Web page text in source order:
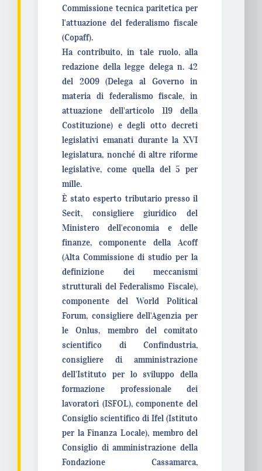
Commissione tecnica paritetica per
l'attuazione del federalismo fiscale
(Copaff).
Ha contribuito, in tale ruolo, alla
redazione della legge delega n. 42
del 2009 (Delega al Governo in
materia di federalismo fiscale, in
attuazione dell'articolo 119 della
Costituzione) e degli otto decreti
legislativi emanati durante la XVI
legislatura, nonché di altre riforme
legislative, come quella del 5 per
mille.
È stato esperto tributario presso il
Secit, consigliere giuridico del
Ministero dell'economia e delle
finanze, componente della Acoff
(Alta Commissione di studio per la
definizione dei meccanismi
strutturali del Federalismo Fiscale),
componente del World Political
Forum, consigliere dell'Agenzia per
le Onlus, membro del comitato
scientifico di Confindustria,
consigliere di amministrazione
dell'Istituto per lo sviluppo della
formazione professionale dei
lavoratori (ISFOL), componente del
Consiglio scientifico di Ifel (Istituto
per la Finanza Locale), membro del
Consiglio di amministrazione della
Fondazione Cassamarca,